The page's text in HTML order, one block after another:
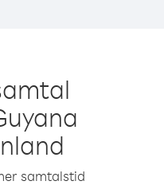
samtalstid